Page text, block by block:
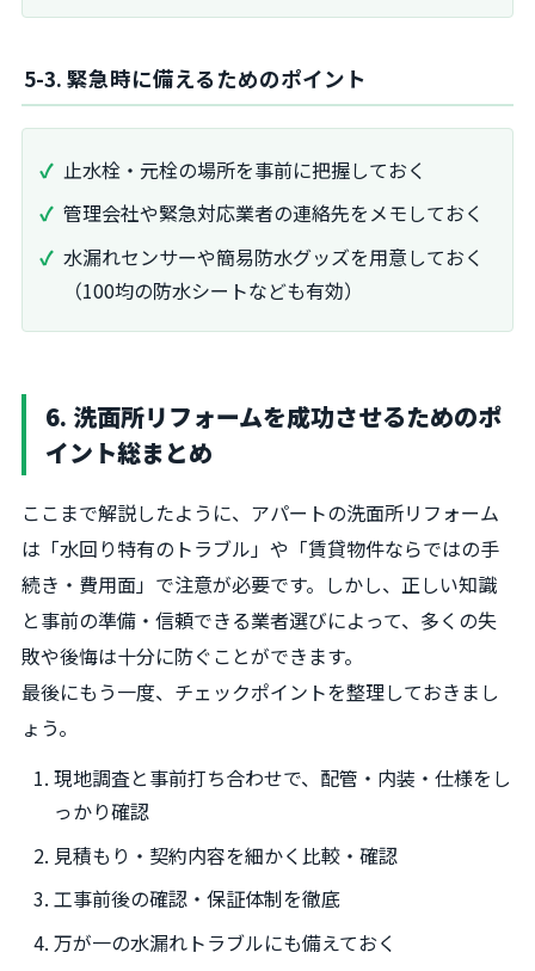
5-3. 緊急時に備えるためのポイント
止水栓・元栓の場所を事前に把握しておく
管理会社や緊急対応業者の連絡先をメモしておく
水漏れセンサーや簡易防水グッズを用意しておく
（100均の防水シートなども有効）
6. 洗面所リフォームを成功させるためのポ
イント総まとめ
ここまで解説したように、アパートの洗面所リフォーム
は「水回り特有のトラブル」や「賃貸物件ならではの手
続き・費用面」で注意が必要です。しかし、正しい知識
と事前の準備・信頼できる業者選びによって、多くの失
敗や後悔は十分に防ぐことができます。
最後にもう一度、チェックポイントを整理しておきまし
ょう。
現地調査と事前打ち合わせで、配管・内装・仕様をし
っかり確認
見積もり・契約内容を細かく比較・確認
工事前後の確認・保証体制を徹底
万が一の水漏れトラブルにも備えておく